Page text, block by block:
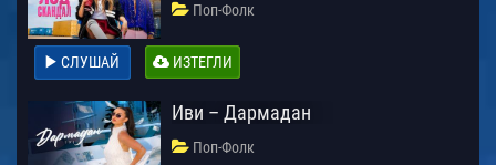
Поп-Фолк
СЛУШАЙ ИЗТЕГЛИ
Иви – Дармадан
Поп-Фолк